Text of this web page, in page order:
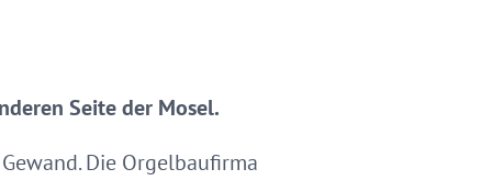
Seite der Mosel.
Die Orgelbaufirma